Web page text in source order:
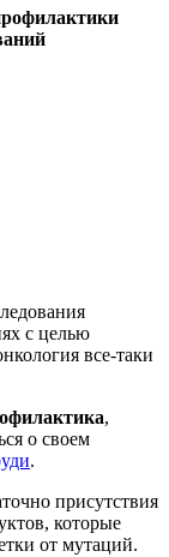
с целью
все-таки
,
о своем
.
присутствия
которые
от мутаций.